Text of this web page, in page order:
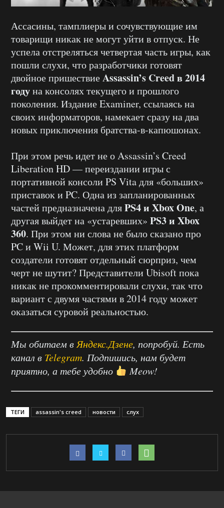
Ассасины, тамплиеры и сочувствующие им
товарищи никак не могут уйти в отпуск. Не
успела отстреляться четвертая часть игры, как
пошли слухи, что разработчики готовят
двойное пришествиеAssassin’s Creed в 2014
годуна консолях текущего и прошлого
поколения. Издание Examiner, ссылаясь на
своих информаторов, намекает сразу на два
новых приключения братства-в-капюшонах.
При этом речь идет не о Assassin’s Creed
Liberation HD — переиздании игры с
портативной консоли PS Vita для «больших»
приставок и PC. Одна из запланированных
частей предназначена дляPS4 и Xbox One, а
другая выйдет на «устаревших» PS3 и Xbox
360. При этом ни слова не было сказано про
PC и Wii U. Может, для этих платформ
создатели готовят отдельный сюрприз, чем
черт не шутит? Представители Ubisoft пока
никак не прокомментировали слухи, так что
вариант с двумя частями в 2014 году может
оказаться суровой реальностью.
Мы обитаем вЯндекс.Дзене, попробуй. Есть
канал в Telegram. Подпишись, нам будет
приятно, а тебе удобно
Meow!
ТЕГИ assassin's creed новости слух